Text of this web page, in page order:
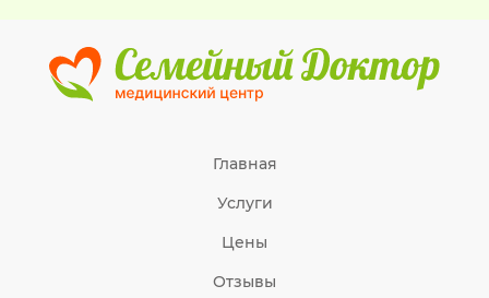
Главная
Услуги
Цены
Отзывы